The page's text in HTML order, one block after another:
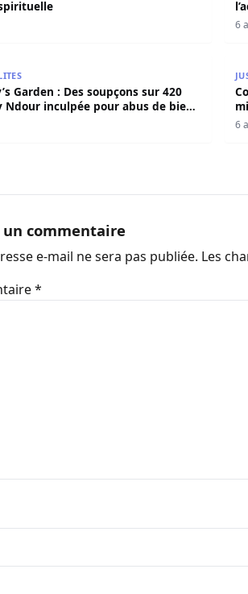
6
Garden : Des soupçons sur 420
Ndour inculpée pour abus de biens
6
un commentaire
e-mail ne sera pas publiée. Les
*